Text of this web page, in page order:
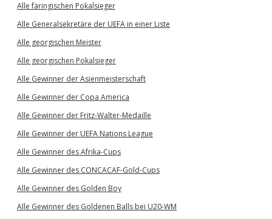
Alle färingischen Pokalsieger
Alle Generalsekretäre der UEFA in einer Liste
Alle georgischen Meister
Alle georgischen Pokalsieger
Alle Gewinner der Asienmeisterschaft
Alle Gewinner der Copa America
Alle Gewinner der Fritz-Walter-Medaille
Alle Gewinner der UEFA Nations League
Alle Gewinner des Afrika-Cups
Alle Gewinner des CONCACAF-Gold-Cups
Alle Gewinner des Golden Boy
Alle Gewinner des Goldenen Balls bei U20-WM